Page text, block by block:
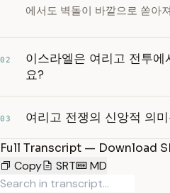
에서도 벽돌이 바깥으로 쏟아
02
이스라엘은 여리고 전투
요?
03 여리고 전쟁의 신앙적 의
Full Transcript — Download
Copy
SRT MD